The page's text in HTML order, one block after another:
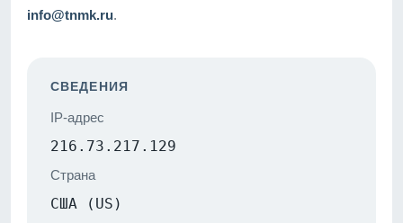
info@tnmk.ru.
СВЕДЕНИЯ
IP-адрес
216.73.217.129
Страна
США (US)